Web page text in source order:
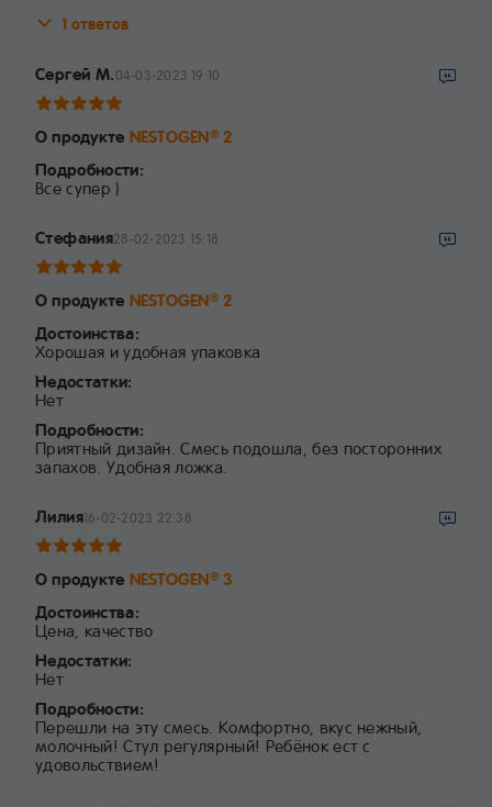
1 ответов
Сергей М.04-03-2023 19:10
О продукте NESTOGEN®2
Подробности:
Все супер )
Стефания28-02-2023 15:18
О продукте NESTOGEN®2
Достоинства:
Хорошая и удобная упаковка
Недостатки:
Нет
Подробности:
Приятный дизайн. Смесь подошла, без посторонних
запахов. Удобная ложка.
Лилия16-02-2023 22:38
О продукте NESTOGEN®3
Достоинства:
Цена, качество
Недостатки:
Нет
Подробности:
Перешли на эту смесь. Комфортно, вкус нежный,
молочный! Стул регулярный! Ребёнок ест с
удовольствием!